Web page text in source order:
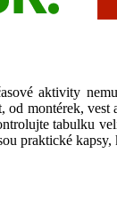
aktivity
montérek,
tabulku
praktické